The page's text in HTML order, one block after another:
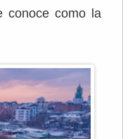
conoce como la